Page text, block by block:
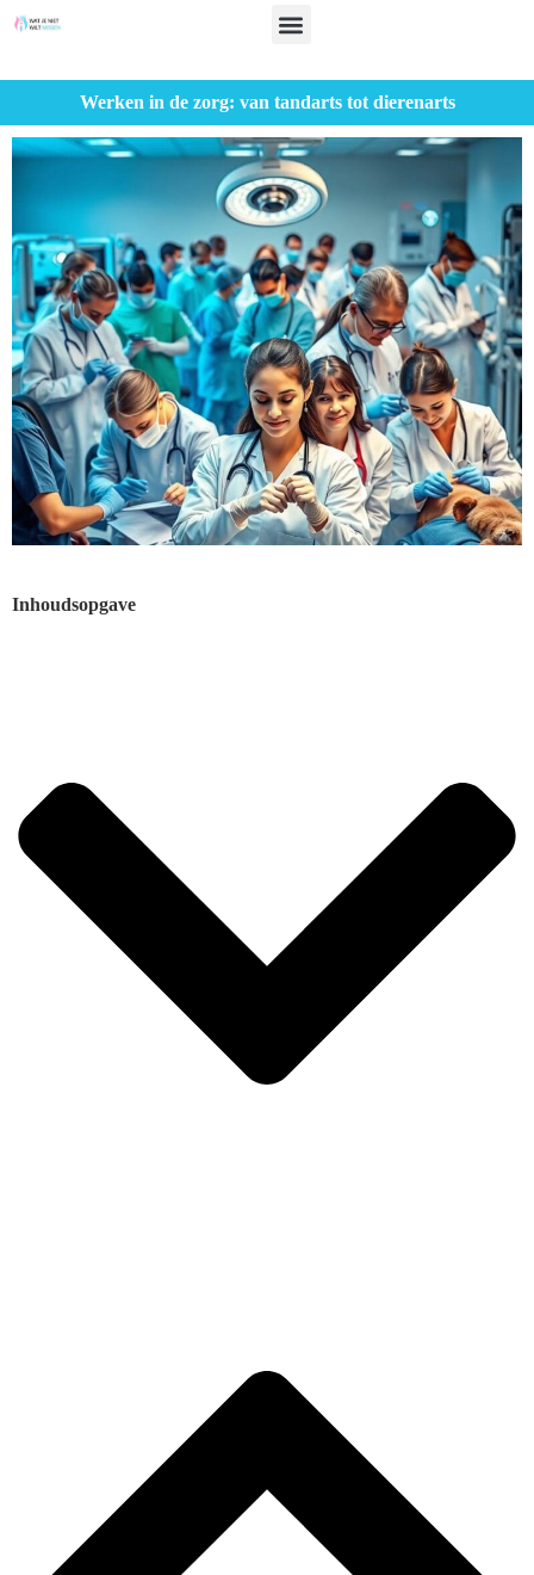
Werken in de zorg: van tandarts tot dierenarts
Inhoudsopgave